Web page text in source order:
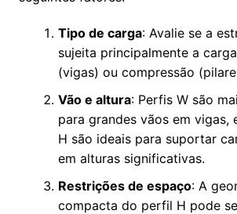
Tipo de carga: Avalie se a
sujeita principalmente a
(vigas) ou compressão
Vão e altura: Perfis W são
para grandes vãos em vigas,
H são ideais para suportar
em alturas significativas.
Restrições de espaço: A
compacta do perfil H pode